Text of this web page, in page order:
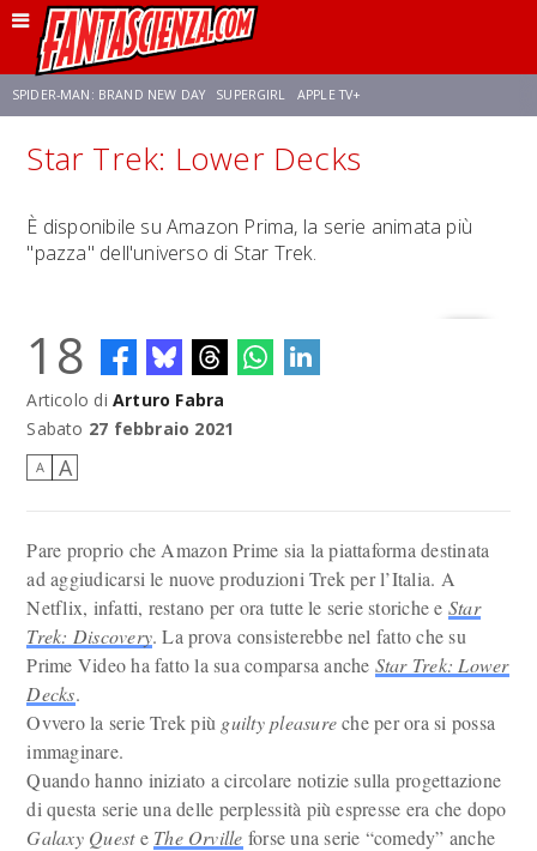
SPIDER-MAN: BRAND NEW DAY SUPERGIRL APPLE TV+
FRANCO RICCIARDIELLO ZENDAYA STAR TREK AVENGERS: DOOMSDAY
NETFLIX SADIE SINK CELIA ROSE GOODING
Star Trek: Lower Decks
È disponibile su Amazon Prima, la serie animata più
"pazza" dell'universo di Star Trek.
18
Articolo di Arturo Fabra
Sabato 27 febbraio 2021
A A
Pare proprio che Amazon Prime sia la piattaforma destinata
ad aggiudicarsi le nuove produzioni Trek per l’Italia. A
Netflix, infatti, restano per ora tutte le serie storiche e Star
Trek: Discovery. La prova consisterebbe nel fatto che su
Prime Video ha fatto la sua comparsa anche Star Trek: Lower
Decks.
Ovvero la serie Trek più guilty pleasureche per ora si possa
immaginare.
Quando hanno iniziato a circolare notizie sulla progettazione
di questa serie una delle perplessità più espresse era che dopo
Galaxy Queste The Orville forse una serie “comedy” anche